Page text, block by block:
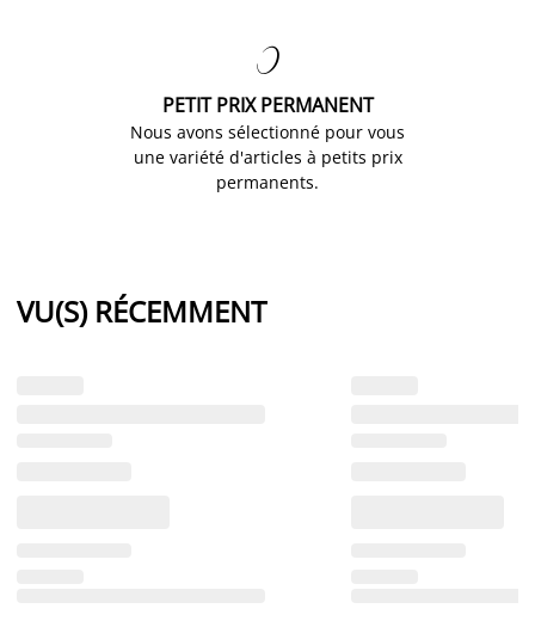

PETIT PRIX PERMANENT
Nous avons sélectionné pour vous
une variété d'articles à petits prix
permanents.
VU(S) RÉCEMMENT